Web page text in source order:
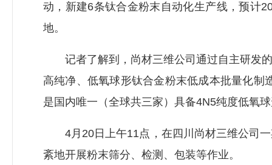
动，新建6条钛合金粉末自动化生产线，预计
地。
记者了解到，尚材三维公司通过自主研发的
高纯净、低氧球形钛合金粉末低成本批量化
是国内唯一（全球共三家）具备4N5纯度低氧
4月20日上午11点，在四川尚材三维公司一
紊地开展粉末筛分、检测、包装等作业。